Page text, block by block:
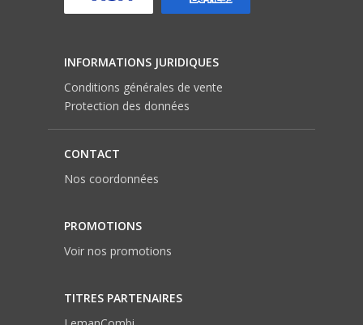
INFORMATIONS JURIDIQUES
Conditions générales de vente
Protection des données
CONTACT
Nos coordonnées
PROMOTIONS
Voir nos promotions
TITRES PARTENAIRES